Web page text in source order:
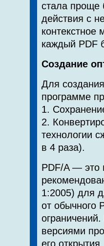
стала проще
действия с
каждый PDF
Создание
Для
программе
1.
2.
технологии
в 4 раза).
PDF/A — это
1:2005) для
от обычного
версиями
его открытия.